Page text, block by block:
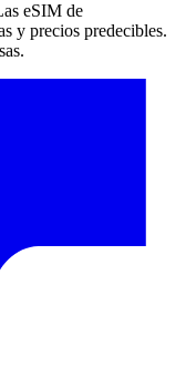
eSIM de
y precios predecibles.